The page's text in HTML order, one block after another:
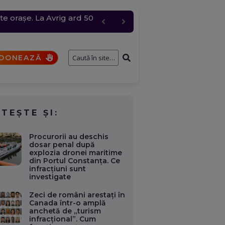
orașe. La Avrig ard 50
întâmplă cu cererile și
pentru „Anna”
de până la 4
ȘI:
Procurorii au deschis
dosar penal după
explozia dronei maritime
din Portul Constanța. Ce
infracțiuni sunt
investigate
Zeci de români arestați în
Canada într-o amplă
anchetă de „turism
infracțional”. Cum